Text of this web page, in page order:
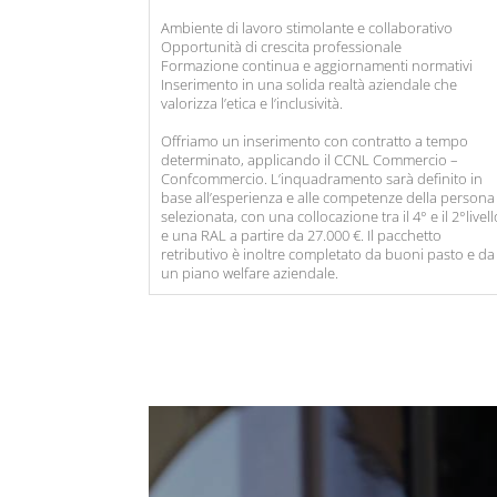
Ambiente di lavoro stimolante e collaborativo
Opportunità di crescita professionale
Formazione continua e aggiornamenti normativi
Inserimento in una solida realtà aziendale che
valorizza l’etica e l’inclusività.
Offriamo un inserimento con contratto a tempo
determinato, applicando il CCNL Commercio –
Confcommercio. L’inquadramento sarà definito in
base all’esperienza e alle competenze della persona
selezionata, con una collocazione tra il 4° e il
e una RAL a partire da 27.000 €. Il pacchetto
retributivo è inoltre completato da buoni pasto e da
un piano welfare aziendale.